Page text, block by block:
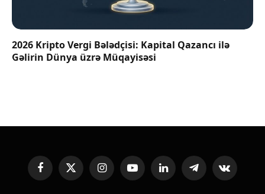
2026 Kripto Vergi Bələdçisi: Kapital Qazancı ilə
Gəlirin Dünya üzrə Müqayisəsi
FacebookX
(Twitter)
InstagramYouTubeLinkedInTelegramVKontakte